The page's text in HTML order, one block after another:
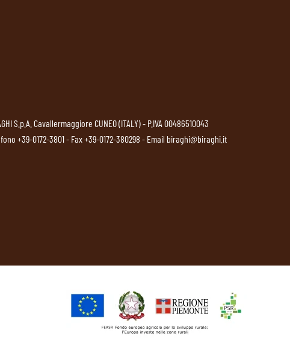
S.p.A. Cavallermaggiore CUNEO (ITALY) - P.IVA 00486510043
+39-0172-3801- Fax +39-0172-380298 - Email biraghi@biraghi.it